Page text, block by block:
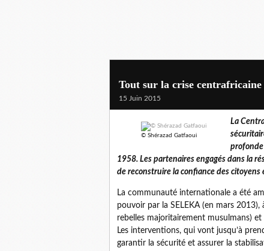
Tout sur la crise
15 Juin 2015
© Shérazad Gatfaoui
La
profonde
1958. Les partenaires engagés dans la
de reconstruire la confiance des
La communauté internationale a été
pouvoir par la SELEKA (en mars
rebelles majoritairement musulmans)
Les interventions, qui vont jusqu’à
garantir la sécurité et assurer la